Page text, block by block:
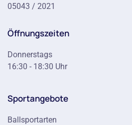
05043 / 2021
Öffnungszeiten
Donnerstags
16:30 - 18:30 Uhr
Sportangebote
Ballsportarten